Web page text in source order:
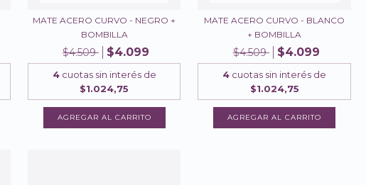
MATE ACERO CURVO - NEGRO +
BOMBILLA
$4.509 $4.099
4cuotas sin interés de
$1.024,75
MATE ACERO CURVO - BLANCO
+ BOMBILLA
$4.509 $4.099
4 cuotas sin interés de
$1.024,75